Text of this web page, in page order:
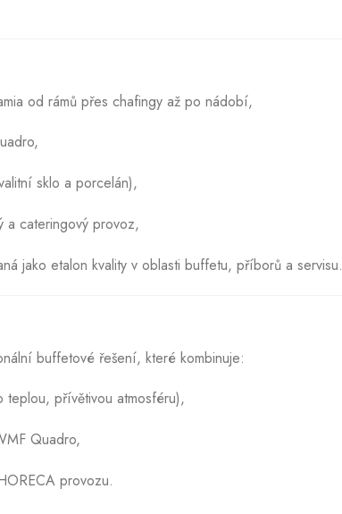
od rámů přes chafingy až po nádobí,
sklo a porcelán),
a cateringový provoz,
jako etalon kvality v oblasti buffetu, příborů a servisu.
buffetové řešení, které kombinuje:
přívětivou atmosféru),
Quadro,
provozu.